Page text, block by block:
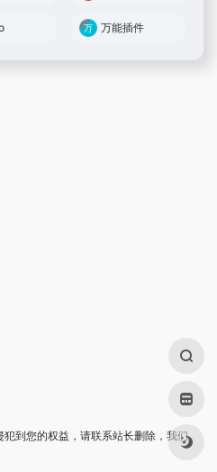
万能插件
到您的权益，请联系站长删除，我们